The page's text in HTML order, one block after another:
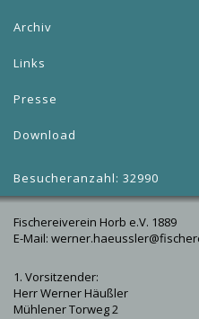
Archiv
Links
Presse
Download
Besucheranzahl: 32990
Fischereiverein Horb e.V. 1889
E-Mail:
1. Vorsitzender:
Herr Werner Häußler
Mühlener Torweg 2